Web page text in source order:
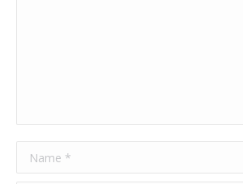
Name *